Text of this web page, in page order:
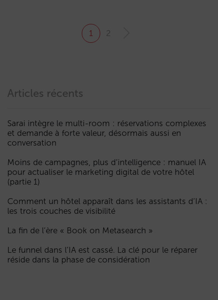
1 2
Articles récents
Sarai intègre le multi-room : réservations complexes
et demande à forte valeur, désormais aussi en
conversation
Moins de campagnes, plus d’intelligence : manuel IA
pour actualiser le marketing digital de votre hôtel
(partie 1)
Comment un hôtel apparaît dans les assistants d’IA :
les trois couches de visibilité
La fin de l’ère « Book on Metasearch »
Le funnel dans l’IA est cassé. La clé pour le réparer
réside dans la phase de considération